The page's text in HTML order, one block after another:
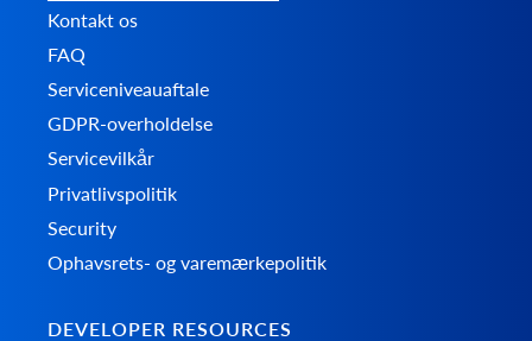
Kontakt os
FAQ
Serviceniveauaftale
GDPR-overholdelse
Servicevilkår
Privatlivspolitik
Security
Ophavsrets- og varemærkepolitik
DEVELOPER RESOURCES